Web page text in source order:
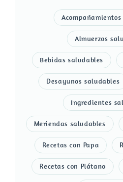
Almuerzos
Bebidas saludables
Desayunos saludables
Ingredientes
Meriendas saludables
Recetas con Papa
Recetas con Plátano